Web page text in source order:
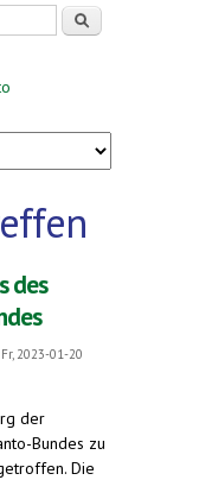
des
2023-01-20
der
Bundes zu
Die